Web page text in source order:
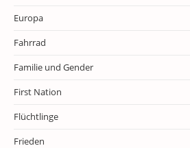
Europa
Fahrrad
Familie und Gender
First Nation
Flüchtlinge
Frieden